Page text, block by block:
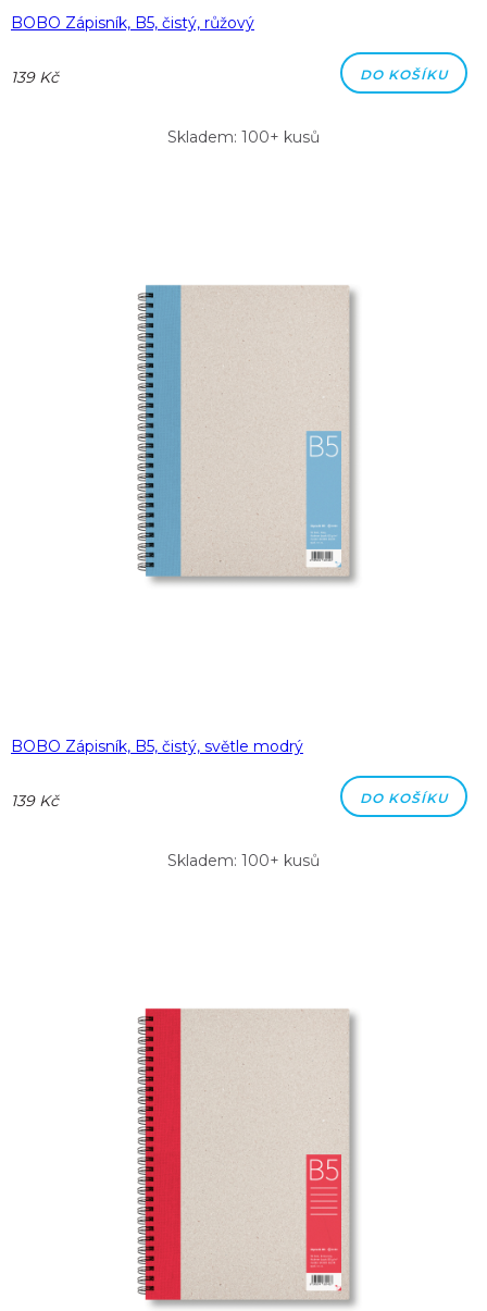
BOBO Zápisník, B5, čistý, růžový
139 Kč DO KOŠÍKU
Skladem: 100+ kusů
BOBO Zápisník, B5, čistý, světle modrý
139 Kč DO KOŠÍKU
Skladem: 100+ kusů